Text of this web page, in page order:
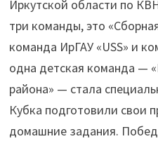
в
Иркутской
области"
Иркутской области по
три команды, это
команда ИрГАУ «USS» и
одна детская команда —
района» — стала
Кубка подготовили свои
домашние задания.